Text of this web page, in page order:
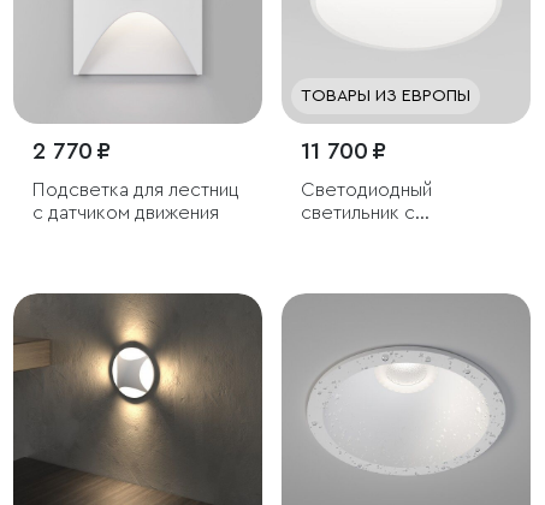
2 770 ₽
Подсветка для лестниц
с датчиком движения
ТОВАРЫ ИЗ ЕВРОПЫ
11 700 ₽
Светодиодный
светильник с